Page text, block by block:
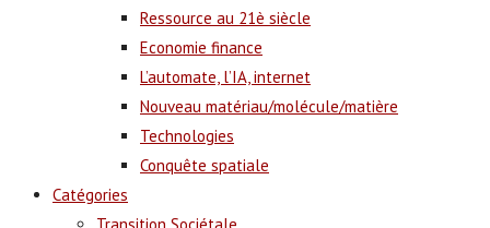
Ressource au 21è siècle
Economie finance
L’automate, l’IA, internet
Nouveau matériau/molécule/matière
Technologies
Conquête spatiale
Catégories